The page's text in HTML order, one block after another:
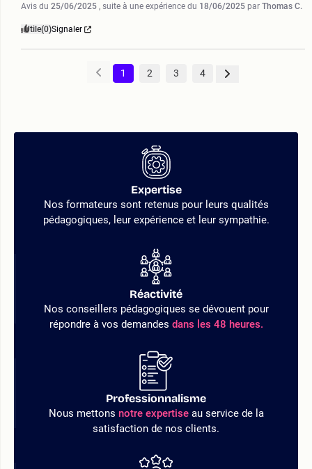
Avis du 25/06/2025 , suite à une expérience du 18/06/2025 par Thomas C.
Utile(0)Signaler
1 2 3 4
Expertise
Nos formateurs sont retenus pour leurs qualités
pédagogiques, leur expérience et leur sympathie.
Réactivité
Nos conseillers pédagogiques se dévouent pour
répondre à vos demandes dans les 48 heures.
Professionnalisme
Nous mettons notre expertiseau service de la
satisfaction de nos clients.